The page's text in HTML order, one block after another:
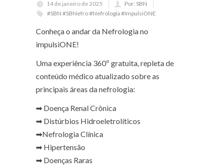
14 de janeiro de 2025
Por: SBN
#SBN #SBNefro #Nefrologia #ImpulsiONE
Conheça o andar da Nefrologia no
impulsiONE!
Uma experiência 360º gratuita, repleta de
conteúdo médico atualizado sobre as
principais áreas da nefrologia:
➡ Doença Renal Crônica
➡ Distúrbios Hidroeletrolíticos
➡Nefrologia Clínica
➡ Hipertensão
➡ Doenças Raras